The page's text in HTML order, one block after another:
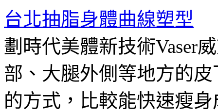
台北抽脂身體曲線塑型
劃時代美體新技術Vaser
部、大腿外側等地方的
的方式，比較能快速瘦